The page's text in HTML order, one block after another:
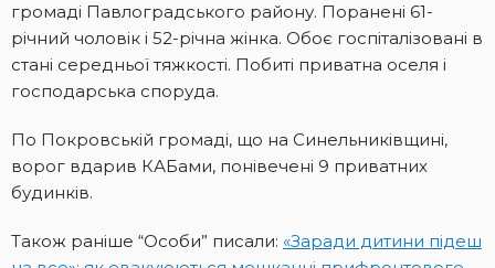
громаді Павлоградського району. Поранені 61-
річний чоловік і 52-річна жінка. Обоє госпіталізовані в
стані середньої тяжкості. Побиті приватна оселя і
господарська споруда.
По Покровській громаді, що на Синельниківщині,
ворог вдарив КАБами, понівечені 9 приватних
будинків.
Також раніше “Особи” писали: «Заради дитини підеш